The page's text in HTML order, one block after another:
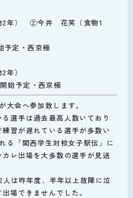
2年） ②今井 花笑（食物1
予定・西京極
）
始予定・西京極
大会へ参加致します。
選手は過去最高人数いており
習が遅れている選手が多数い
る「関西学生対校女子駅伝」に
レ出場を大多数の選手が見送
は昨年度、半年以上故障に泣
場できませんでした。